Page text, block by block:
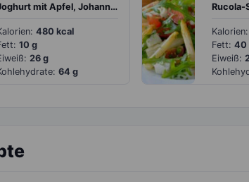
Joghurt mit Apfel, Johannisbeeren und Haferflocken
480 kcal
10 g
26 g
64 g
Kalorien:
Fett: 40
Eiweiß: